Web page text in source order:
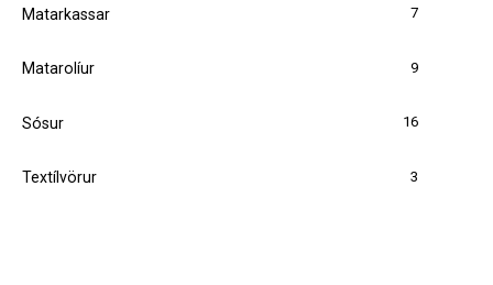
Matarkassar 7
Matarolíur 9
Sósur 16
Textílvörur 3